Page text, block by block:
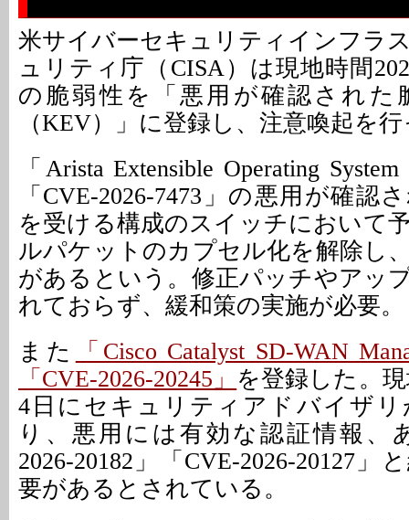
米サイバーセキュリティインフラ
ュリティ庁（CISA）は現地時間
の脆弱性を「悪用が確認された
（KEV）」に登録し、注意喚起を
「Arista Extensible Operating
「CVE-2026-7473」の悪用が確認
を受ける構成のスイッチにおいて
ルパケットのカプセル化を解除し
があるという。修正パッチやアッ
れておらず、緩和策の実施が必要。
また
「Cisco Catalyst SD-WAN
「CVE-2026-20245」 を登録した。
4日にセキュリティアドバイザ
り、悪用には有効な認証情報、
2026-20182」「CVE-2026-20127」
要があるとされている。